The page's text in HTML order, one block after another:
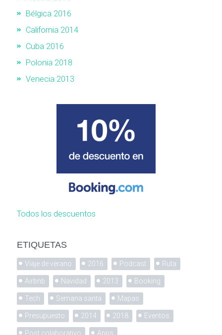
Bélgica 2016
California 2014
Cuba 2016
Polonia 2018
Venecia 2013
Todos los descuentos
ETIQUETAS
Viaje de verano 2016 Podcast Ruta
Airbnb Navidad 2013 Booking
Tech Semana santa Mapas
Presupuesto 2014 2018 Eventos
Post colaborativo Apps